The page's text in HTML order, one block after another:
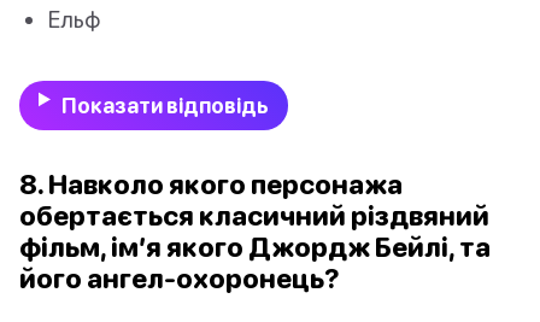
Ельф
Показати відповідь
8. Навколо якого персонажа
обертається класичний різдвяний
фільм, ім’я якого Джордж Бейлі, та
його ангел-охоронець?